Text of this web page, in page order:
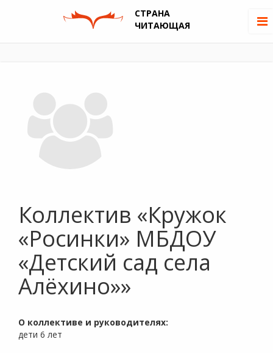
СТРАНА
ЧИТАЮЩАЯ
Коллектив «Кружок
«Росинки» МБДОУ
«Детский сад села
Алёхино»»
О коллективе и руководителях:
дети 6 лет